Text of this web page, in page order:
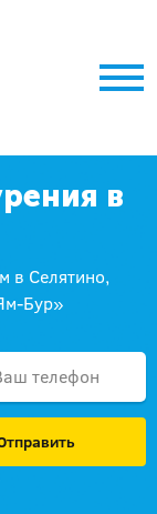
в
в Селятино,
Бур»